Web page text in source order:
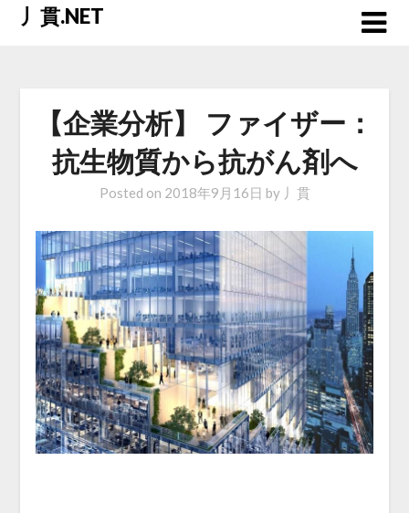
Skip丿貫.NET
【企業分析】 ファイザー：
抗生物質から抗がん剤へ
Posted on 2018年9月16日 by 丿貫